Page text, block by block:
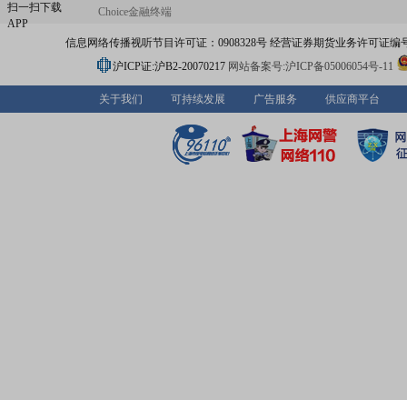
扫一扫下载
APP
Choice金融终端
信息网络传播视听节目许可证：0908328号 经营证券期货业务许可证编
沪ICP证:沪B2-20070217 网站备案号:沪ICP备05006054号-11
关于我们 可持续发展 广告服务 供应商平台